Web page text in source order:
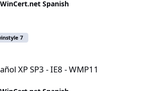
WinCert.net Spanish
7
XP SP3 - IE8 - WMP11